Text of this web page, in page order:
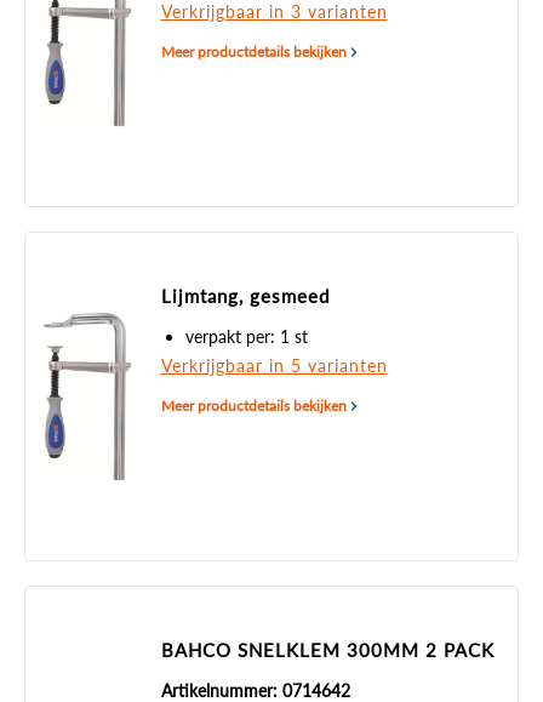
Verkrijgbaar in 3 varianten
Meer productdetails bekijken
Lijmtang, gesmeed
verpakt per: 1 st
Verkrijgbaar in 5 varianten
Meer productdetails bekijken
BAHCO SNELKLEM 300MM 2 PACK
Artikelnummer: 0714642